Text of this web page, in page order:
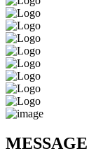
MESSAGE